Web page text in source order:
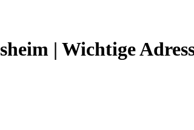
| Wichtige